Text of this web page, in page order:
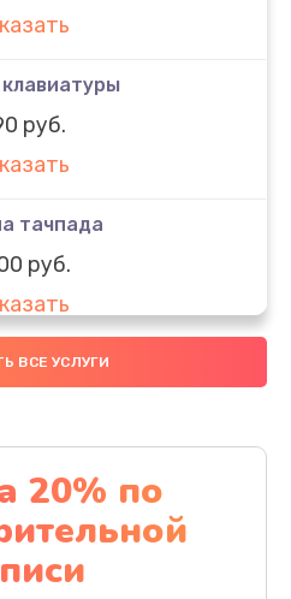
руб.
тачпада
руб.
моста
от пыли
руб.
ВСЕ УСЛУГИ
20% по